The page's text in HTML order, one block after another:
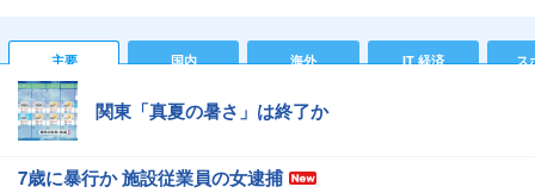
主要 国内 海外 IT 経済 ス
関東「真夏の暑さ」は終了か
7歳に暴行か 施設従業員の女逮捕